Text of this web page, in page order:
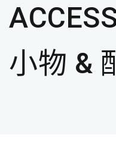
小物 &